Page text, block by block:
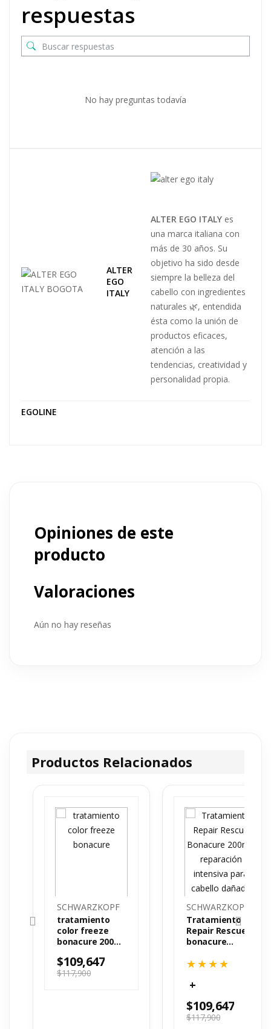
respuestas
No hay preguntas todavía
ALTER
EGO
ITALY
ALTER EGO ITALY es
una marca italiana con
más de 30 años. Su
objetivo ha sido desde
siempre la belleza del
cabello con ingredientes
naturales 🌿, entendida
ésta como la unión de
productos eficaces,
atención a las
tendencias, creatividad y
personalidad propia.
EGOLINE
Opiniones de este
producto
Valoraciones
Aún no hay reseñas
Productos Relacionados
SCHWARZKOPF
tratamiento
color freeze
bonacure 200
$117,900
$109,647
SCHWARZKOPF
Tratamiento
Repair Rescue
bonacure
$117,900
$109,647